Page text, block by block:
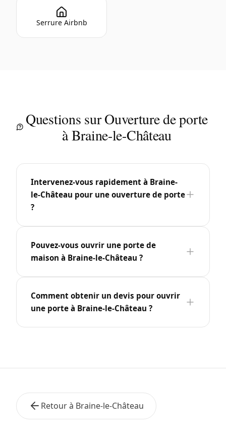
Serrure Airbnb
Questions sur Ouverture de porte
à Braine-le-Château
Intervenez-vous rapidement à Braine-
le-Château pour une ouverture de porte
?
Pouvez-vous ouvrir une porte de
maison à Braine-le-Château ?
Comment obtenir un devis pour ouvrir
une porte à Braine-le-Château ?
Retour à Braine-le-Château